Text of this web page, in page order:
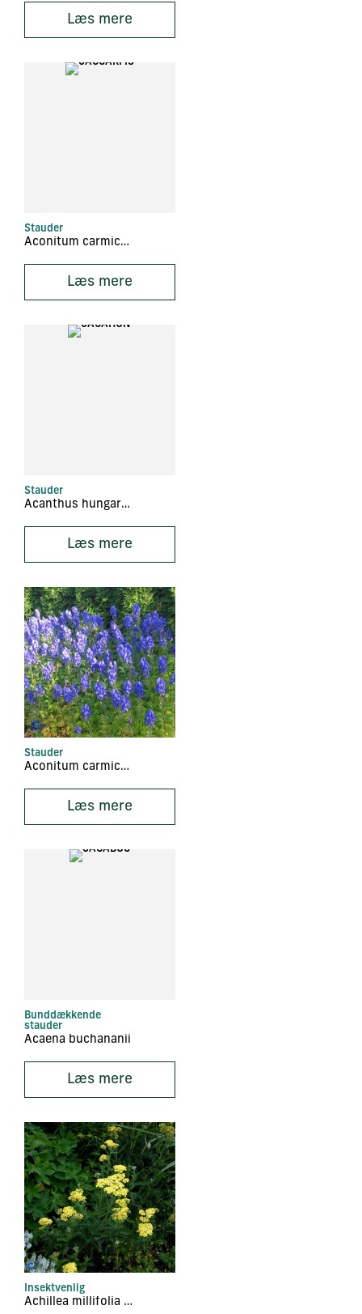
Læs mere
Stauder
Aconitum carmichaelii ‘Fischeri’
Læs mere
Stauder
Acanthus hungaricus
Læs mere
Stauder
Aconitum carmichaelii ‘Arendsii’
Læs mere
Bunddækkende
stauder
Acaena buchananii
Læs mere
Insektvenlig
Achillea millifolia ‘Credo’